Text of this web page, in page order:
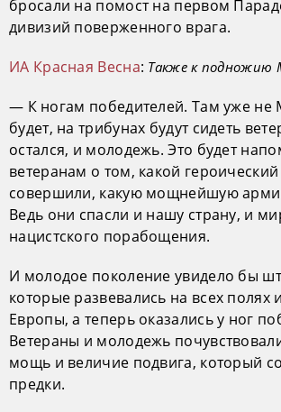
бросали на помост на первом
дивизий поверженного врага.
ИА Красная Весна: Также к подножию
— К ногам победителей. Там уже не
будет, на трибунах будут сидеть
остался, и молодежь. Это будет
ветеранам о том, какой
совершили, какую мощнейшую
Ведь они спасли и нашу страну, и
нацистского порабощения.
И молодое поколение увидело бы
которые развевались на всех полях
Европы, а теперь оказались у ног
Ветераны и молодежь
мощь и величие подвига, который
предки.